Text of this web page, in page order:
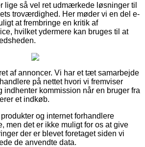
lige så vel ret udmærkede løsninger til
troværdighed. Her møder vi en del e-
at frembringe en kritik af
hvilket ydermere kan bruges til at
af annoncer. Vi har et tæt samarbejde
på nettet hvori vi fremviser
indhenter kommission når en bruger fra
et indkøb.
og internet forhandlere
men det er ikke muligt for os at give
der er blevet foretaget siden vi
de anvendte data.